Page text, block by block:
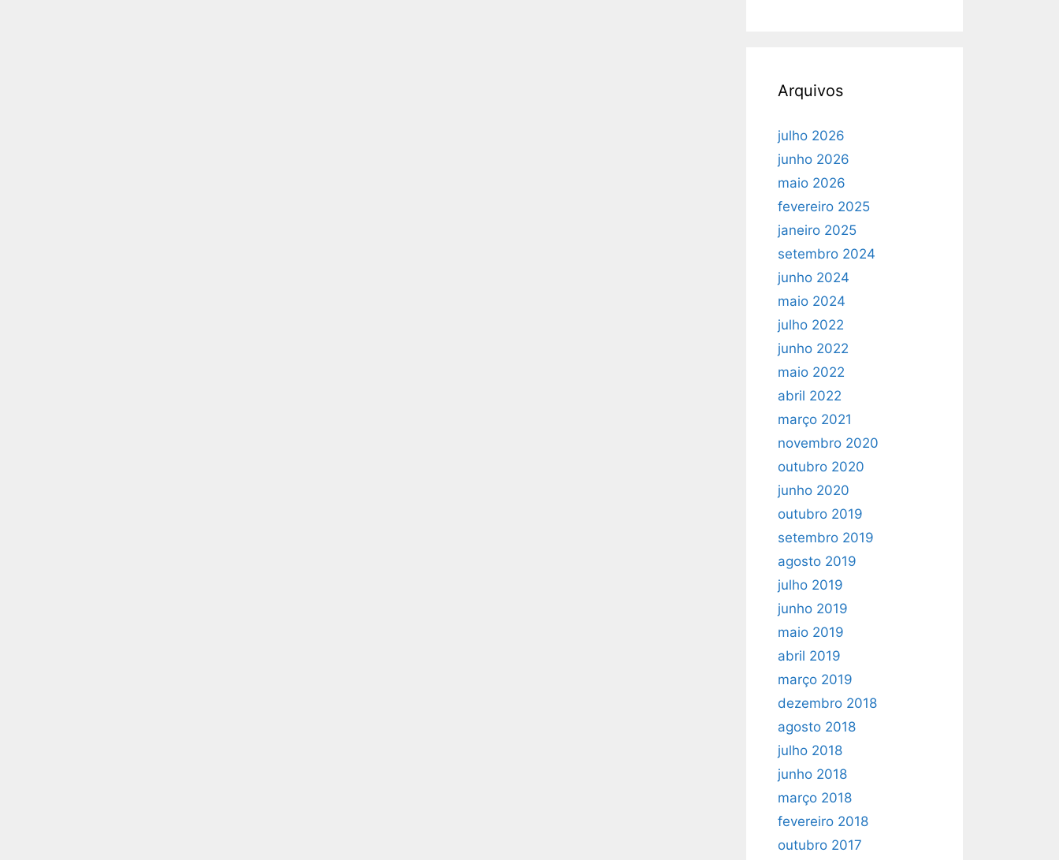
Arquivos
julho 2026
junho 2026
maio 2026
fevereiro 2025
janeiro 2025
setembro 2024
junho 2024
maio 2024
julho 2022
junho 2022
maio 2022
abril 2022
março 2021
novembro 2020
outubro 2020
junho 2020
outubro 2019
setembro 2019
agosto 2019
julho 2019
junho 2019
maio 2019
abril 2019
março 2019
dezembro 2018
agosto 2018
julho 2018
junho 2018
março 2018
fevereiro 2018
outubro 2017